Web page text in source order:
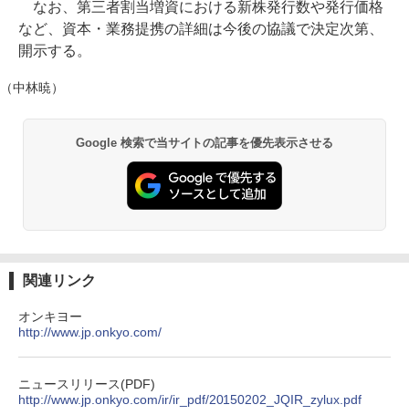
なお、第三者割当増資における新株発行数や発行価格
など、資本・業務提携の詳細は今後の協議で決定次第、
開示する。
（中林暁）
Google 検索で当サイトの記事を優先表示させる
関連リンク
オンキヨー
http://www.jp.onkyo.com/
ニュースリリース(PDF)
http://www.jp.onkyo.com/ir/ir_pdf/20150202_JQIR_zylux.pdf